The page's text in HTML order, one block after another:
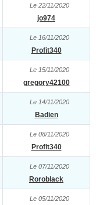
Le 22/11/2020
jo974
Le 16/11/2020
Profit340
Le 15/11/2020
gregory42100
Le 14/11/2020
Badien
Le 08/11/2020
Profit340
Le 07/11/2020
Roroblack
Le 05/11/2020